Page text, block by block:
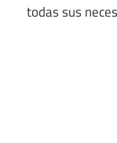
todas sus